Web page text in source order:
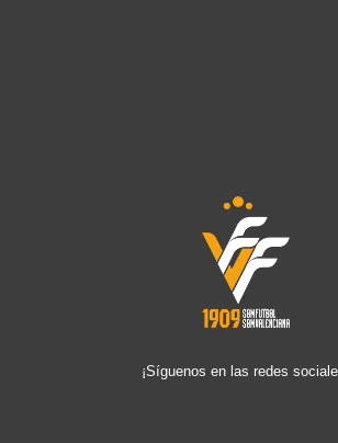
¡Síguenos en las redes